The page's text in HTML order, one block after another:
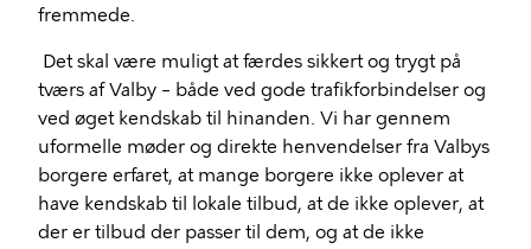
fremmede.
Det skal være muligt at færdes sikkert og trygt på
tværs af Valby – både ved gode trafikforbindelser og
ved øget kendskab til hinanden. Vi har gennem
uformelle møder og direkte henvendelser fra Valbys
borgere erfaret, at mange borgere ikke oplever at
have kendskab til lokale tilbud, at de ikke oplever, at
der er tilbud der passer til dem, og at de ikke